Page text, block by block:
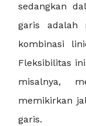
sedangkan
garis adalah
kombinasi
Fleksibilitas
misalnya,
memikirkan
garis.